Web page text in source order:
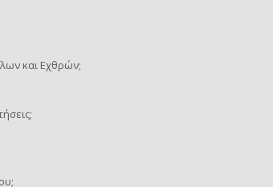
και Εχθρών;